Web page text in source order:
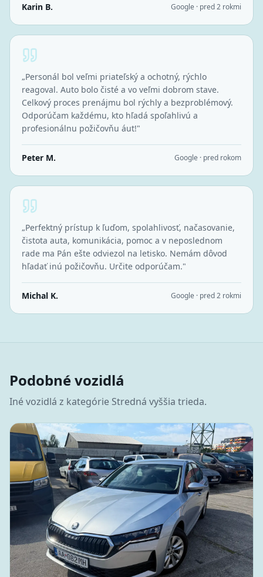
Karin B. Google · pred 2 rokmi
„Personál bol veľmi priateľský a ochotný, rýchlo
reagoval. Auto bolo čisté a vo veľmi dobrom stave.
Celkový proces prenájmu bol rýchly a bezproblémový.
Odporúčam každému, kto hľadá spoľahlivú a
profesionálnu požičovňu áut!"
Peter M. Google · pred rokom
„Perfektný prístup k ľuďom, spolahlivosť, načasovanie,
čistota auta, komunikácia, pomoc a v neposlednom
rade ma Pán ešte odviezol na letisko. Nemám dôvod
hľadať inú požičovňu. Určite odporúčam."
Michal K. Google · pred 2 rokmi
Podobné vozidlá
Iné vozidlá z kategórie Stredná vyššia trieda.